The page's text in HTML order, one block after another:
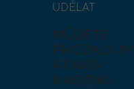
UDĚLAT
MŮŽETE
PROZKOUM
AT NAŠI
NABÍDKU